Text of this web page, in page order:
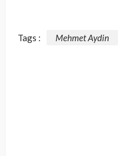
Tags : Mehmet Aydin